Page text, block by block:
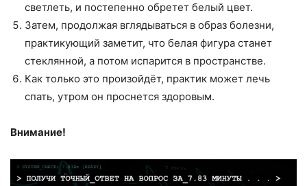
светлеть, и постепенно обретет белый цвет.
Затем, продолжая вглядываться в образ болезни,
практикующий заметит, что белая фигура станет
стеклянной, а потом испарится в пространстве.
Как только это произойдёт, практик может лечь
спать, утром он проснется здоровым.
Внимание!